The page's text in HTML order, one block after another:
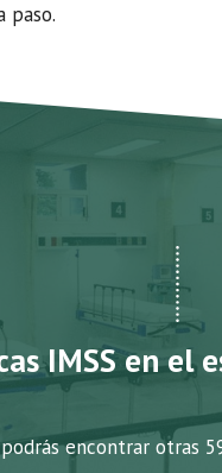
paso.
IMSS en el
encontrar otras